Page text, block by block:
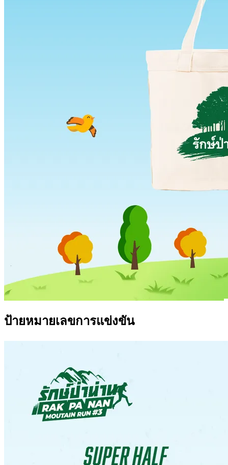
ป้ายหมายเลขการแข่งขัน